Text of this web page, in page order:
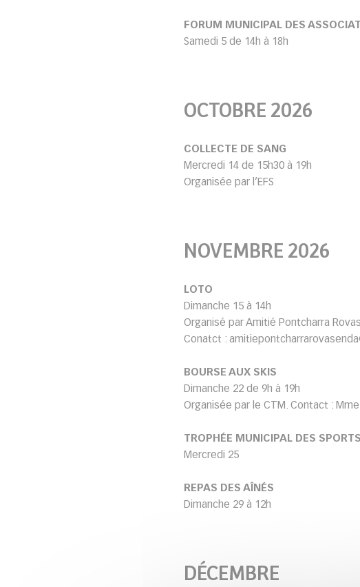
FORUM MUNICIPAL DES
Samedi 5 de 14h à 18h
OCTOBRE 2026
COLLECTE DE SANG
Mercredi 14 de 15h30 à 19h
Organisée par l’EFS
NOVEMBRE 2026
LOTO
Dimanche 15 à 14h
Organisé par Amitié Pontcharra
Conatct :
BOURSE AUX SKIS
Dimanche 22 de 9h à 19h
Organisée par le CTM. Contact :
TROPHÉE MUNICIPAL DES SPORTS
Mercredi 25
REPAS DES AÎNÉS
Dimanche 29 à 12h
DÉCEMBRE